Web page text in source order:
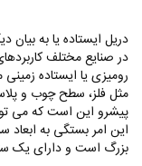
دریل ایستاده یا به
در صنایع مختلف
رومیزی یا ایستاده
مثل فلز، سطح چوب و
پیشرو این است که می
این امر بستگی به ابعاد
بزرگ است و دارای یک